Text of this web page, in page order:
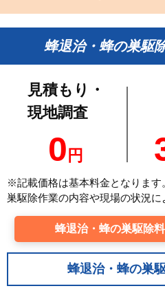
蜂退治・蜂の巣駆
見積もり・
現地調査
0 円
※記載価格は基本料金となりま
巣駆除作業の内容や現場の状況に
蜂退治・蜂の巣駆除
蜂退治・蜂の巣